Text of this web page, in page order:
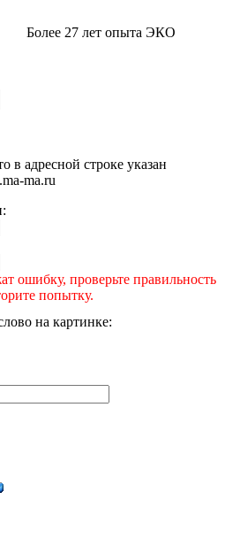
Более 27 лет опыта ЭКО
в адресной строке указан
ma.ru
ошибку, проверьте правильность
попытку.
на картинке: